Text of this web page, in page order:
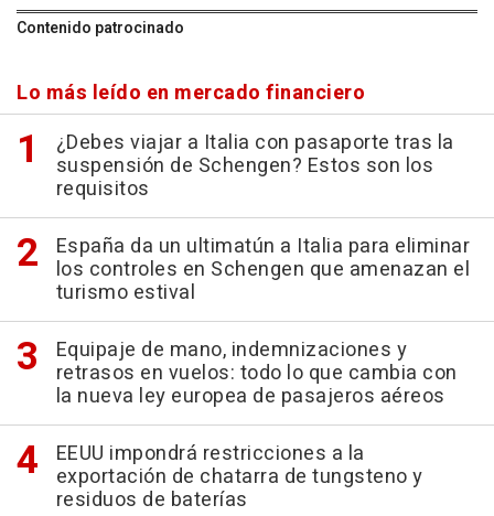
Contenido patrocinado
Lo más leído en mercado financiero
¿Debes viajar a Italia con pasaporte tras la
suspensión de Schengen? Estos son los
requisitos
España da un ultimatún a Italia para eliminar
los controles en Schengen que amenazan el
turismo estival
Equipaje de mano, indemnizaciones y
retrasos en vuelos: todo lo que cambia con
la nueva ley europea de pasajeros aéreos
EEUU impondrá restricciones a la
exportación de chatarra de tungsteno y
residuos de baterías